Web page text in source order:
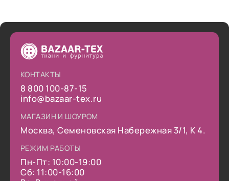
КОНТАКТЫ
8 800 100-87-15
info@bazaar-tex.ru
МАГАЗИН И ШОУРОМ
Москва, Семеновская Набережная 3/1, К 4.
РЕЖИМ РАБОТЫ
Пн-Пт: 10:00-19:00
Сб: 11:00-16:00